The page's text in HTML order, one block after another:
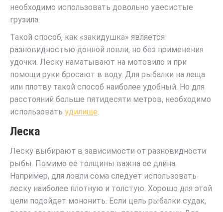
необходимо использовать довольно увесистые
грузила.
Такой способ, как «закидушка» является
разновидностью донной ловли, но без применения
удочки. Леску наматывают на мотовило и при
помощи руки бросают в воду. Для рыбалки на леща
или плотву такой способ наиболее удобный. Но для
расстояний больше пятидесяти метров, необходимо
использовать удилище
Леска
Леску выбирают в зависимости от разновидности
рыбы. Помимо ее толщины важна ее длина.
Например, для ловли сома следует использовать
леску наиболее плотную и толстую. Хорошо для этой
цели подойдет мононить. Если цель рыбалки судак,